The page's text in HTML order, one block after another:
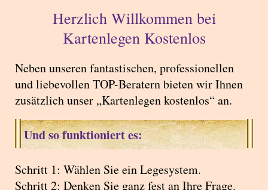
Herzlich Willkommen bei
Kartenlegen Kostenlos
Neben unseren fantastischen, professionellen
und liebevollen TOP-Beratern bieten wir Ihnen
zusätzlich unser „Kartenlegen kostenlos“ an.
Und so funktioniert es:
Schritt 1: Wählen Sie ein Legesystem.
Schritt 2: Denken Sie ganz fest an Ihre Frage.